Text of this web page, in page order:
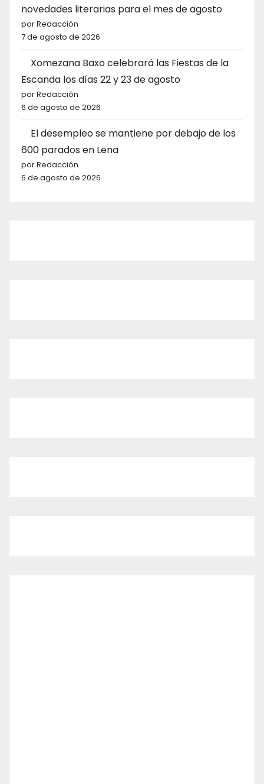
novedades literarias para el mes de agosto
por Redacción
7 de agosto de 2026
Xomezana Baxo celebrará las Fiestas de la
Escanda los días 22 y 23 de agosto
por Redacción
6 de agosto de 2026
El desempleo se mantiene por debajo de los
600 parados en Lena
por Redacción
6 de agosto de 2026